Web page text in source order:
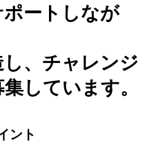
ポートしなが
、チャレンジ
しています。
ント